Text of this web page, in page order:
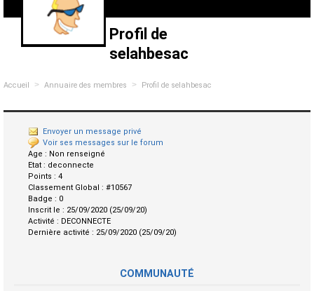
Profil de
selahbesac
Accueil > Annuaire des membres > Profil de selahbesac
Envoyer un message privé
Voir ses messages sur le forum
Age : Non renseigné
Etat : deconnecte
Points : 4
Classement Global : #10567
Badge : 0
Inscrit le : 25/09/2020 (25/09/20)
Activité : DECONNECTE
Dernière activité : 25/09/2020 (25/09/20)
COMMUNAUTÉ